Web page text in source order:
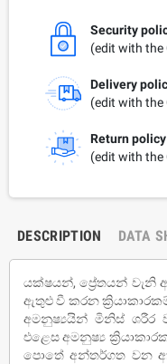
Security
(edit with the
Delivery
(edit with the
Return policy
(edit with the
DESCRIPTION DATA
යක්ෂයන්, ප්‍රේතයන්
ඇතුළු වී කරන
අමනුෂ්‍යයින් මිනිස් ශරීර
එළෙස අමනුෂ්‍ය
පොතේ අන්තර්ගත වන